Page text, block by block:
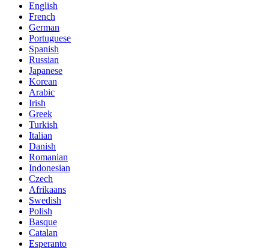
English
French
German
Portuguese
Spanish
Russian
Japanese
Korean
Arabic
Irish
Greek
Turkish
Italian
Danish
Romanian
Indonesian
Czech
Afrikaans
Swedish
Polish
Basque
Catalan
Esperanto